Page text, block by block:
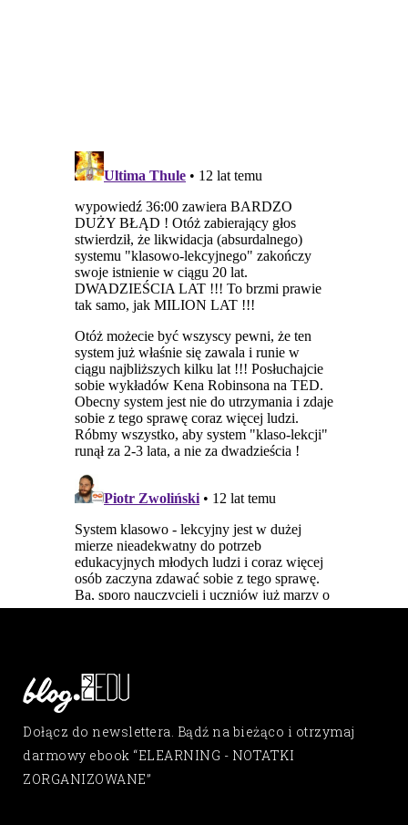
Dołącz do newslettera. Bądź na bieżąco i otrzymaj
darmowy ebook “ELEARNING - NOTATKI
ZORGANIZOWANE”